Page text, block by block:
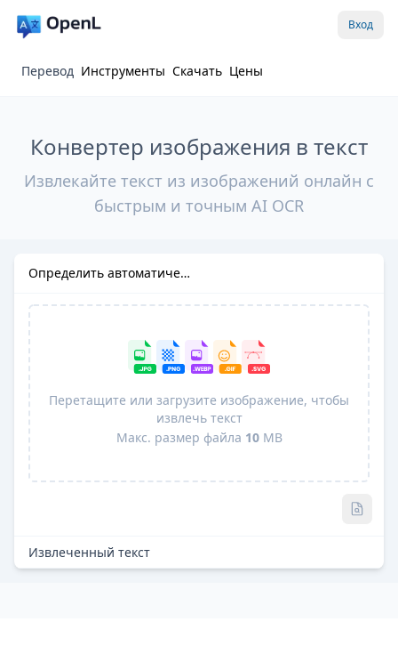
Вход
Перевод Инструменты Скачать Цены
Конвертер изображения в текст
Извлекайте текст из изображений онлайн с
быстрым и точным AI OCR
Определить автоматически
Перетащите или загрузите изображение, чтобы
извлечь текст
Макс. размер файла 10MB
Извлеченный текст